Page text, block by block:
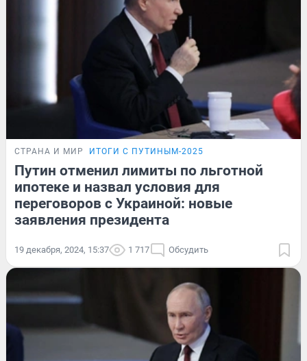
СТРАНА И МИР ИТОГИ С ПУТИНЫМ-2025
Путин отменил лимиты по льготной
ипотеке и назвал условия для
переговоров с Украиной: новые
заявления президента
19 декабря, 2024, 15:37 1 717 Обсудить